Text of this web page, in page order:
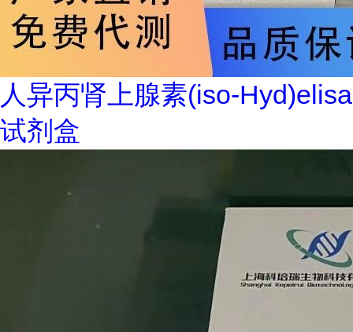
人异丙肾上腺素(iso-Hyd)elisa
试剂盒